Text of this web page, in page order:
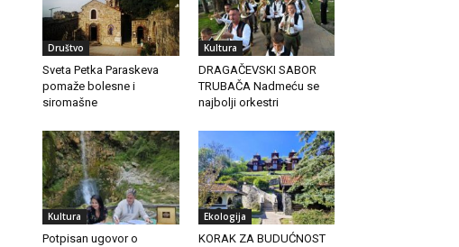
Društvo
Sveta Petka Paraskeva
pomaže bolesne i
siromašne
Kultura
DRAGAČEVSKI SABOR
TRUBAČA Nadmeću se
najbolji orkestri
Kultura
Potpisan ugovor o
Ekologija
KORAK ZA BUDUĆNOST